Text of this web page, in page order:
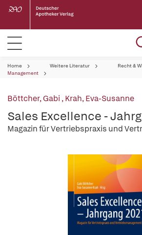
Home Weitere Literatur
Recht &
Management
Böttcher, Gabi,Krah, Eva-Susanne
Sales Excellence -
Magazin für Vertriebspraxis und